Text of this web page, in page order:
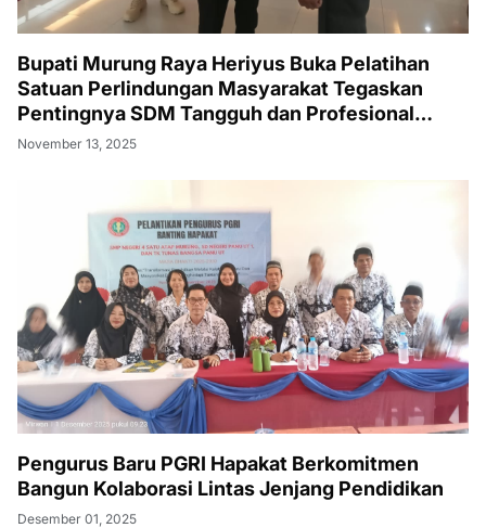
Bupati Murung Raya Heriyus Buka Pelatihan
Satuan Perlindungan Masyarakat Tegaskan
Pentingnya SDM Tangguh dan Profesional
Hadapi Tantangan Keamanan Daerah
November 13, 2025
Pengurus Baru PGRI Hapakat Berkomitmen
Bangun Kolaborasi Lintas Jenjang Pendidikan
Desember 01, 2025